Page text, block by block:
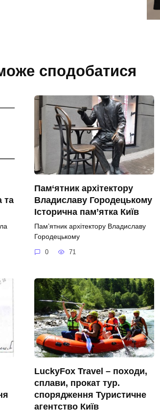
сподобатися
та
Пам‘ятник архітектору
Владиславу Городецькому
Історична пам’ятка Київ
Пам’ятник архітектору Владиславу
Городецькому
0 71
LuckyFox Travel – походи,
сплави, прокат тур.
спорядження Туристичне
агентство Київ